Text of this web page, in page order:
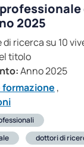
2025
ricerca su 10
titolo
Anno 2025
,
dottori di